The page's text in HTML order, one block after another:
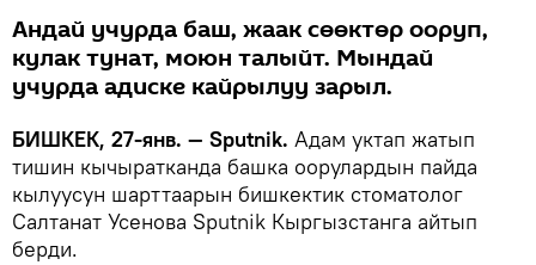
Андай учурда баш, жаак сөөктөр ооруп,
кулак тунат, моюн талыйт. Мындай
учурда адиске кайрылуу зарыл.
БИШКЕК, 27-янв. — Sputnik. Адам уктап жатып
тишин кычыратканда башка оорулардын пайда
кылуусун шарттаарын бишкектик стоматолог
Салтанат Усенова Sputnik Кыргызстанга айтып
берди.